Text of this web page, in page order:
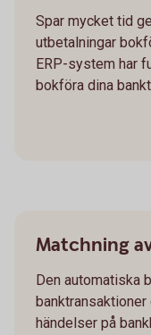
Spar mycket tid
utbetalningar
ERP-system har
bokföra dina
Matchning
Den automatiska
händelser på